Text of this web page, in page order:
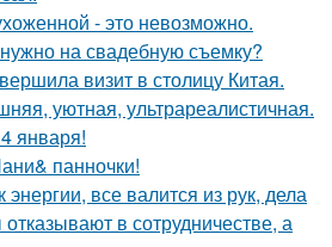
- это невозможно.
на свадебную съемку?
визит в столицу Китая.
уютная, ультрареалистичная.
января!
панночки!
энергии, все валится из рук, дела
в сотрудничестве, а